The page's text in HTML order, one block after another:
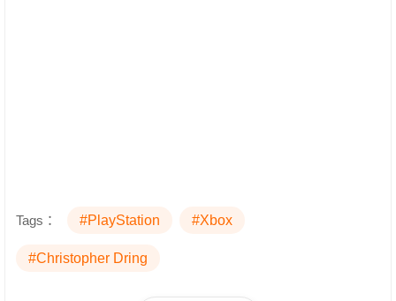
Tags： #PlayStation #Xbox
#Christopher Dring